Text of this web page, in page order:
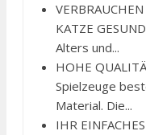
KATZE
Alters und...
HOHE
Spielzeuge
Material. Die...
IHR